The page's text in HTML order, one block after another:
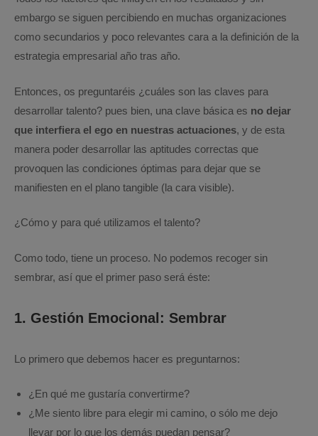
embargo se siguen percibiendo en muchas organizaciones
como secundarios y poco relevantes cara a la definición de la
estrategia empresarial año tras año.
Entonces, os preguntaréis ¿cuáles son las claves para
desarrollar talento? pues bien, una clave básica es no dejar
que interfiera el ego en nuestras actuaciones, y de esta
manera poder desarrollar las aptitudes correctas que
provoquen las condiciones óptimas para dejar que se
manifiesten en el plano tangible (la cara visible).
¿Cómo y para qué utilizamos el talento?
Como todo, tiene un proceso. No podemos recoger sin
sembrar, así que el primer paso será éste:
1. Gestión Emocional: Sembrar
Lo primero que debemos hacer es preguntarnos:
¿En qué me gustaría convertirme?
¿Me siento libre para elegir mi camino, o sólo me dejo
llevar por lo que los demás puedan pensar?